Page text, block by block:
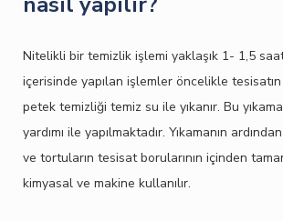
Nitelikli bir temizlik işlemi yaklaşık 1- 1,5
içerisinde yapılan işlemler öncelikle
petek temizliği temiz su ile yıkanır. Bu
yardımı ile yapılmaktadır. Yıkamanın
ve tortuların tesisat borularının içinden
kimyasal ve makine kullanılır.